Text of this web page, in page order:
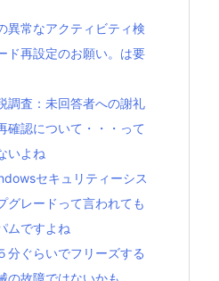
異常なアクティビティ検
ド再設定のお願い。は要
調査：未回答者への謝礼
確認について・・・って
いよね
セキュリティーシス
グレードって言われても
ムですよね
分ぐらいでフリーズする